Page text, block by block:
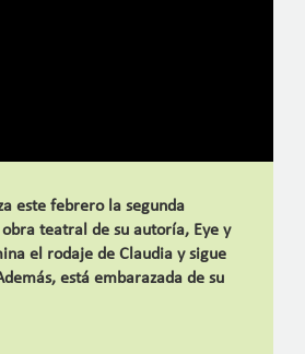
este febrero la segunda
teatral de su autoría, Eye y
el rodaje de Claudia y sigue
está embarazada de su